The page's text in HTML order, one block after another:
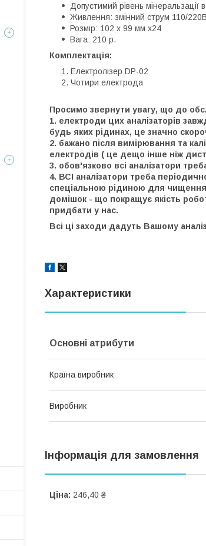
Допустимий рівень мінеральзації
Живлення: змінний струм 110/
Розмір: 102 x 99 мм x24
Вага: 210 р.
Комплектація:
Електролізер DP-02
Чотири електрода
Просимо звернути увагу, що до
1. електроди цих аналізаторів
будь яких рідинах, це значно
2. бажано після вимірювання та
електродів ( це дещо інше ніж
3. обов'язково всі аналізатори
4. ВСІ аналізатори треба
спеціальною рідиною для чищення
домішок - що покращує якість
придбати у нас.
Всі ці заходи дадуть Вашому
Характеристики
Основні атрибути
Країна виробник
Виробник
Інформація для замовлення
Ціна: 246,40 ₴